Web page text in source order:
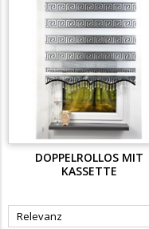
DOPPELROLLOS MIT
KASSETTE
Relevanz